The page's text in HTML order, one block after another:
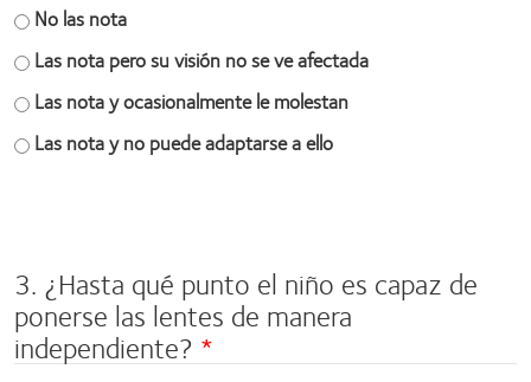
No las nota
Las nota pero su visión no se ve afectada
Las nota y ocasionalmente le molestan
Las nota y no puede adaptarse a ello
3. ¿Hasta qué punto el niño es capaz de
ponerse las lentes de manera
independiente?